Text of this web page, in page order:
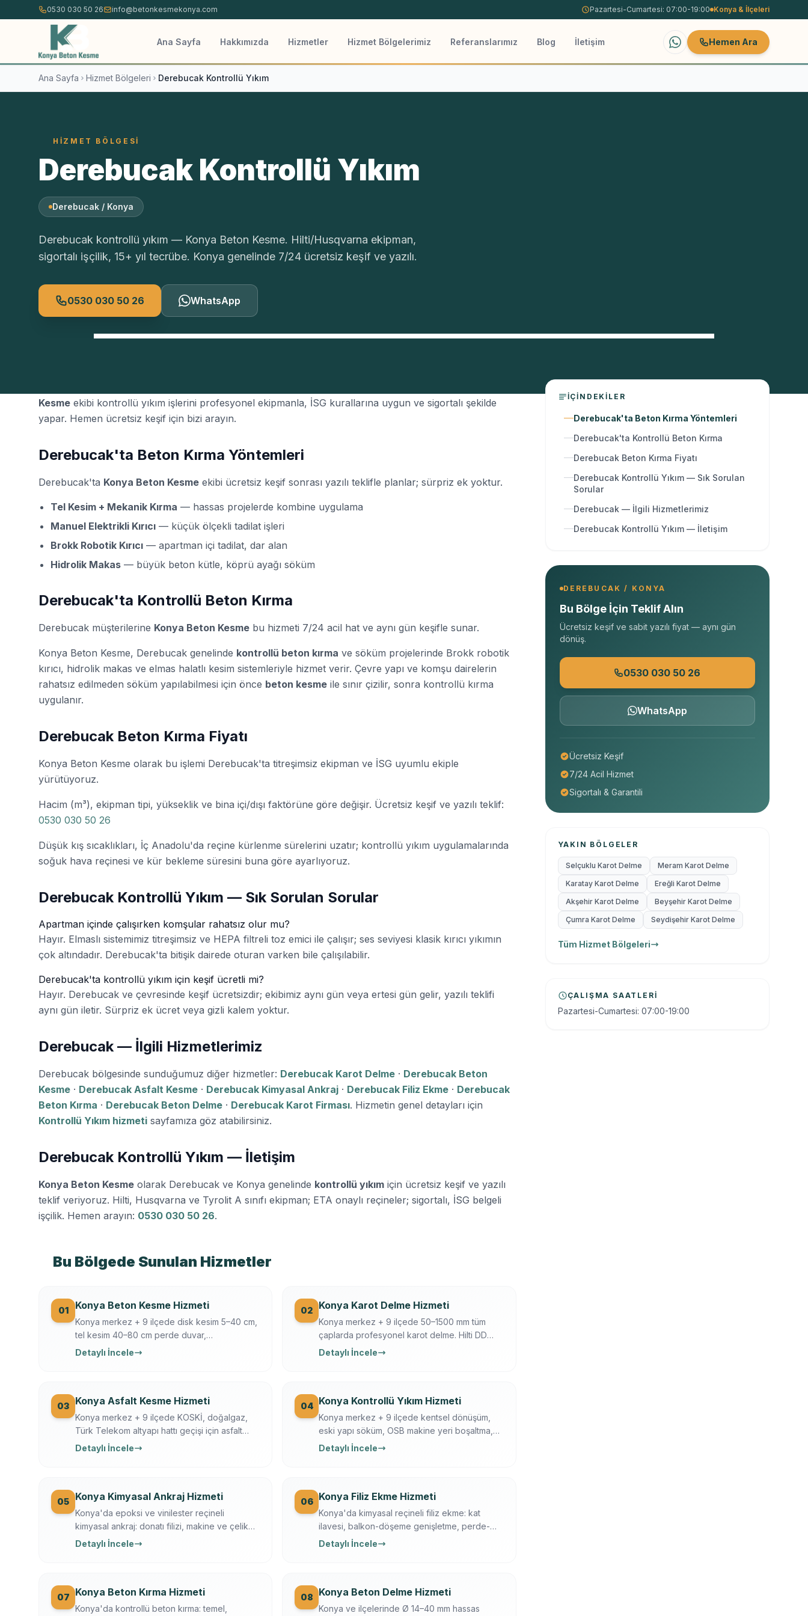
İçeriğe atla0530 030 50 26 info@betonkesmekonya.com Pazartesi-Cumartesi: 07:00-19:00 Konya & İlçeleri
Ana Sayfa Hakkımızda Hizmetler Hizmet Bölgelerimiz Referanslarımız Blog İletişim Hemen Ara
Ana Sayfa Hizmet Bölgeleri Derebucak Kontrollü Yıkım
HIZMET BÖLGESI
Derebucak Kontrollü Yıkım
Derebucak / Konya
Derebucak kontrollü yıkım — Konya Beton Kesme. Hilti/Husqvarna ekipman,
sigortalı işçilik, 15+ yıl tecrübe. Konya genelinde 7/24 ücretsiz keşif ve yazılı.
0530 030 50 26 WhatsApp
Kesme ekibi kontrollü yıkım işlerini profesyonel ekipmanla, İSG kurallarına uygun ve sigortalı şekilde
yapar. Hemen ücretsiz keşif için bizi arayın.
Derebucak'ta Beton Kırma Yöntemleri
Derebucak'ta Konya Beton Kesme ekibi ücretsiz keşif sonrası yazılı teklifle planlar; sürpriz ek yoktur.
Tel Kesim + Mekanik Kırma — hassas projelerde kombine uygulama
Manuel Elektrikli Kırıcı — küçük ölçekli tadilat işleri
Brokk Robotik Kırıcı — apartman içi tadilat, dar alan
Hidrolik Makas — büyük beton kütle, köprü ayağı söküm
Derebucak'ta Kontrollü Beton Kırma
Derebucak müşterilerine Konya Beton Kesme bu hizmeti 7/24 acil hat ve aynı gün keşifle sunar.
Konya Beton Kesme, Derebucak genelinde kontrollü beton kırma ve söküm projelerinde Brokk robotik
kırıcı, hidrolik makas ve elmas halatlı kesim sistemleriyle hizmet verir. Çevre yapı ve komşu dairelerin
rahatsız edilmeden söküm yapılabilmesi için önce beton kesme ile sınır çizilir, sonra kontrollü kırma
uygulanır.
Derebucak Beton Kırma Fiyatı
Konya Beton Kesme olarak bu işlemi Derebucak'ta titreşimsiz ekipman ve İSG uyumlu ekiple
yürütüyoruz.
Hacim (m³), ekipman tipi, yükseklik ve bina içi/dışı faktörüne göre değişir. Ücretsiz keşif ve yazılı teklif:
0530 030 50 26
Düşük kış sıcaklıkları, İç Anadolu'da reçine kürlenme sürelerini uzatır; kontrollü yıkım uygulamalarında
soğuk hava reçinesi ve kür bekleme süresini buna göre ayarlıyoruz.
Derebucak Kontrollü Yıkım — Sık Sorulan Sorular
Apartman içinde çalışırken komşular rahatsız olur mu?
Hayır. Elmaslı sistemimiz titreşimsiz ve HEPA filtreli toz emici ile çalışır; ses seviyesi klasik kırıcı yıkımın
çok altındadır. Derebucak'ta bitişik dairede oturan varken bile çalışılabilir.
Derebucak'ta kontrollü yıkım için keşif ücretli mi?
Hayır. Derebucak ve çevresinde keşif ücretsizdir; ekibimiz aynı gün veya ertesi gün gelir, yazılı teklifi
aynı gün iletir. Sürpriz ek ücret veya gizli kalem yoktur.
Derebucak — İlgili Hizmetlerimiz
Derebucak bölgesinde sunduğumuz diğer hizmetler: Derebucak Karot Delme · Derebucak Beton
Kesme · Derebucak Asfalt Kesme · Derebucak Kimyasal Ankraj · Derebucak Filiz Ekme · Derebucak
Beton Kırma · Derebucak Beton Delme · Derebucak Karot Firması. Hizmetin genel detayları için
Kontrollü Yıkım hizmeti sayfamıza göz atabilirsiniz.
Derebucak Kontrollü Yıkım — İletişim
Konya Beton Kesme olarak Derebucak ve Konya genelinde kontrollü yıkım için ücretsiz keşif ve yazılı
teklif veriyoruz. Hilti, Husqvarna ve Tyrolit A sınıfı ekipman; ETA onaylı reçineler; sigortalı, İSG belgeli
işçilik. Hemen arayın: 0530 030 50 26.
Bu Bölgede Sunulan Hizmetler
01 Konya Beton Kesme Hizmeti
Konya merkez + 9 ilçede disk kesim 5–40 cm,
tel kesim 40–80 cm perde duvar,
döşeme/temel/zemin kesimi. Hilti + Husqvarna
Detaylı İncele
02 Konya Karot Delme Hizmeti
Konya merkez + 9 ilçede 50–1500 mm tüm
çaplarda profesyonel karot delme. Hilti DD
250/350, Ferroscan donatı tarama, su
Detaylı İncele
03 Konya Asfalt Kesme Hizmeti
Konya merkez + 9 ilçede KOSKİ, doğalgaz,
Türk Telekom altyapı hattı geçişi için asfalt
kesme. Husqvarna FS 7000, gece çalışma,
Detaylı İncele
04 Konya Kontrollü Yıkım Hizmeti
Konya merkez + 9 ilçede kentsel dönüşüm,
eski yapı söküm, OSB makine yeri boşaltma,
tarihi yapı kısmi yıkım. İş güvenliği + sigortalı
Detaylı İncele
05 Konya Kimyasal Ankraj Hizmeti
Konya'da epoksi ve vinilester reçineli
kimyasal ankraj: donatı filizi, makine ve çelik
kaide sabitleme. Ücretsiz keşif, çekme testi,
Detaylı İncele
06 Konya Filiz Ekme Hizmeti
Konya'da kimyasal reçineli filiz ekme: kat
ilavesi, balkon-döşeme genişletme, perde-
kolon ekleme. Ferroscan kontrollü, çekme
Detaylı İncele
07 Konya Beton Kırma Hizmeti
Konya'da kontrollü beton kırma: temel,
08 Konya Beton Delme Hizmeti
Konya ve ilçelerinde Ø 14–40 mm hassas
İÇINDEKILER
Derebucak'ta Beton Kırma Yöntemleri
Derebucak'ta Kontrollü Beton Kırma
Derebucak Beton Kırma Fiyatı
Derebucak Kontrollü Yıkım — Sık Sorulan
Sorular
Derebucak — İlgili Hizmetlerimiz
Derebucak Kontrollü Yıkım — İletişim
DEREBUCAK / KONYA
Bu Bölge İçin Teklif Alın
Ücretsiz keşif ve sabit yazılı fiyat — aynı gün
dönüş.
0530 030 50 26
WhatsApp
Ücretsiz Keşif
7/24 Acil Hizmet
Sigortalı & Garantili
YAKIN BÖLGELER
Selçuklu Karot Delme
Meram Karot Delme
Karatay Karot Delme
Ereğli Karot Delme
Akşehir Karot Delme
Beyşehir Karot Delme
Çumra Karot Delme
Seydişehir Karot Delme
Tüm Hizmet Bölgeleri
ÇALIŞMA SAATLERI
Pazartesi-Cumartesi: 07:00-19:00